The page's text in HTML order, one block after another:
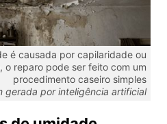
é causada por capilaridade ou
o reparo pode ser feito com um
procedimento caseiro simples
gerada por inteligência artificial